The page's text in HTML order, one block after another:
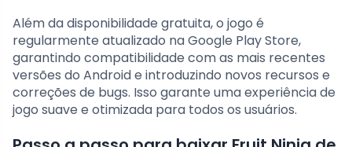
Além da disponibilidade gratuita, o jogo é
regularmente atualizado na Google Play Store,
garantindo compatibilidade com as mais recentes
versões do Android e introduzindo novos recursos e
correções de bugs. Isso garante uma experiência de
jogo suave e otimizada para todos os usuários.